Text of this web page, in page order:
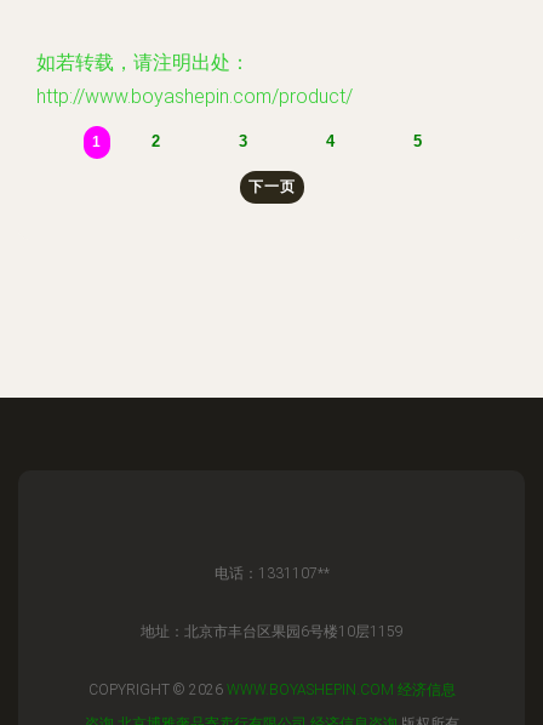
如若转载，请注明出处：
http://www.boyashepin.com/product/
1 2 3 4 5
下一页
电话：1331107**
地址：北京市丰台区果园6号楼10层1159
COPYRIGHT © 2026 WWW.BOYASHEPIN.COM 经济信息